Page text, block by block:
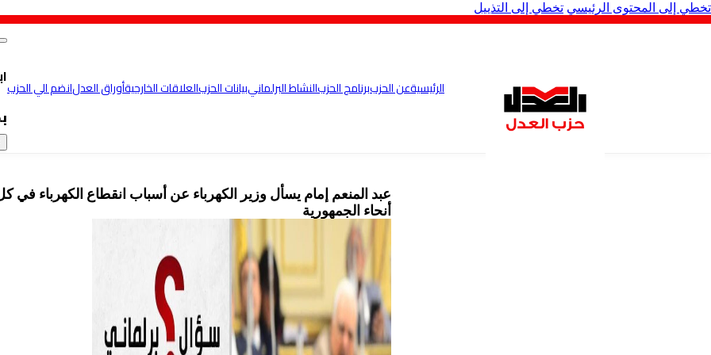
تخطي إلى المحتوى الرئيسي تخطي إلى التذييل
الرئيسيةعن الحزببرنامج الحزبالنشاط البرلمانيبيانات الحزبالعلاقات الخارجيةأوراق العدلانضم الي الحزب
عبد المنعم إمام يسأل وزير الكهرباء عن أسباب انقطاع الكهرباء في
أنحاء الجمهورية